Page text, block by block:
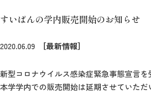
すいぱんの学内販売開始のお知らせ
2020.06.09 ［最新情報］
新型コロナウイルス感染症緊急事態宣言を
本学学内での販売開始は延期させていただ